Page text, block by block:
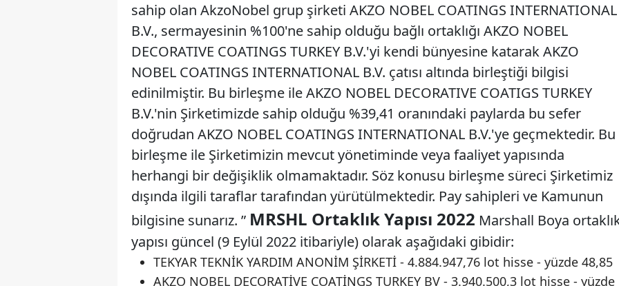
sahip olan AkzoNobel grup şirketi AKZO NOBEL COATINGS INTERNATIONAL
B.V., sermayesinin %100'ne sahip olduğu bağlı ortaklığı AKZO NOBEL
DECORATIVE COATINGS TURKEY B.V.'yi kendi bünyesine katarak AKZO
NOBEL COATINGS INTERNATIONAL B.V. çatısı altında birleştiği bilgisi
edinilmiştir. Bu birleşme ile AKZO NOBEL DECORATIVE COATIGS TURKEY
B.V.'nin Şirketimizde sahip olduğu %39,41 oranındaki paylarda bu sefer
doğrudan AKZO NOBEL COATINGS INTERNATIONAL B.V.'ye geçmektedir. Bu
birleşme ile Şirketimizin mevcut yönetiminde veya faaliyet yapısında
herhangi bir değişiklik olmamaktadır. Söz konusu birleşme süreci Şirketimiz
dışında ilgili taraflar tarafından yürütülmektedir. Pay sahipleri ve Kamunun
bilgisine sunarız. ” MRSHL Ortaklık Yapısı 2022 Marshall Boya
yapısı güncel (9 Eylül 2022 itibariyle) olarak aşağıdaki gibidir:
TEKYAR TEKNİK YARDIM ANONİM ŞİRKETİ - 4.884.947,76 lot hisse - yüzde 48,85
AKZO NOBEL DECORATİVE COATİNGS TURKEY BV - 3.940.500,3 lot hisse - yüzde